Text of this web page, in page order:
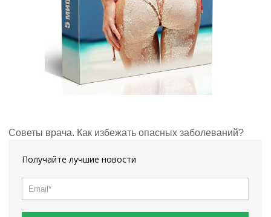
Советы врача. Как избежать опасных заболеваний?
Получайте лучшие новости